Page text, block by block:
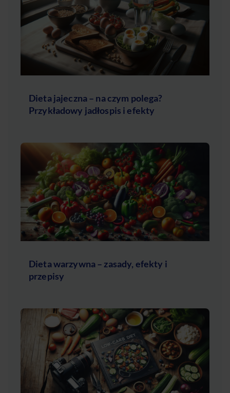
Dieta jajeczna – na czym polega?
Przykładowy jadłospis i efekty
Dieta warzywna – zasady, efekty i
przepisy